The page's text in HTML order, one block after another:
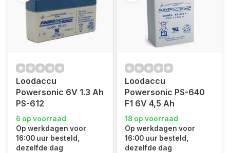
Loodaccu
Powersonic 6V 1.3 Ah
PS-612
6 op voorraad
Op werkdagen voor
16:00 uur besteld,
dezelfde dag
Loodaccu
Powersonic PS-640
F1 6V 4,5 Ah
18 op voorraad
Op werkdagen voor
16:00 uur besteld,
dezelfde dag